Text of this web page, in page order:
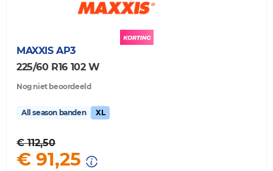
MAXXIS AP3
225/60 R16 102 W
Nog niet beoordeeld
All season banden XL
€ 112,50
€ 91,25